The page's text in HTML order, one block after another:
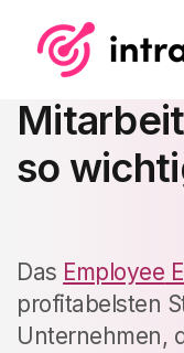
Warum
so
Das Employee
profitabelsten
Unternehmen,